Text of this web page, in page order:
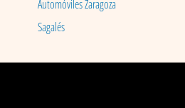
Automóviles Zaragoza
Sagalés